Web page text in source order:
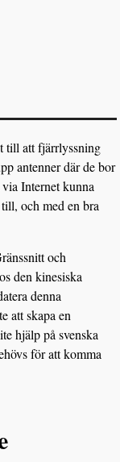
till att fjärrlyssning
antenner där de bor
Internet kunna
och med en bra
och
den kinesiska
denna
att skapa en
hjälp på svenska
för att komma